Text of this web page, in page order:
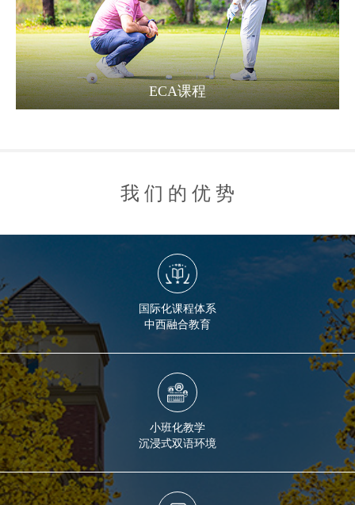
ECA课程
我们的优 势
国际化课程体系
中西融合教育
小班化教学
沉浸式双语环境